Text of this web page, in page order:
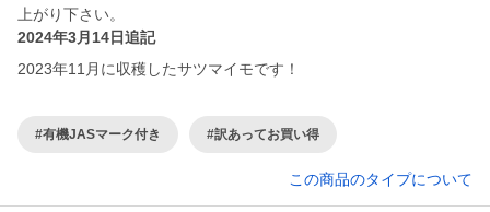
上がり下さい。
2024年3月14日追記
2023年11月に収穫したサツマイモです！
#有機JASマーク付き #訳あってお買い得
この商品のタイプについて